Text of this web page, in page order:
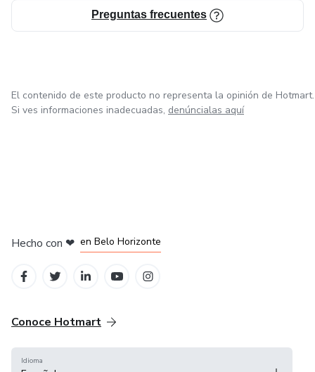
Preguntas frecuentes
El contenido de este producto no representa la opinión de Hotmart.
Si ves informaciones inadecuadas, denúncialas aquí
Hecho con ❤ en Belo Horizonte
Conoce Hotmart
Idioma